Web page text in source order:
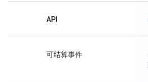
API
可结算事件